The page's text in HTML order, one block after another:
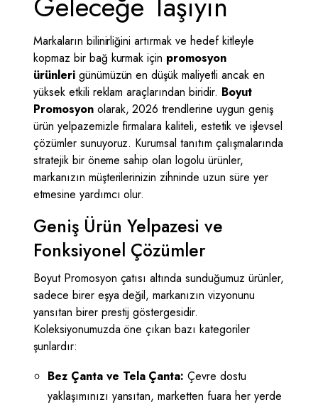
Markaların bilinirliğini artırmak ve hedef kitleyle
kopmaz bir bağ kurmak için promosyon
ürünlerigünümüzün en düşük maliyetli ancak en
yüksek etkili reklam araçlarından biridir. Boyut
Promosyonolarak, 2026 trendlerine uygun geniş
ürün yelpazemizle firmalara kaliteli, estetik ve işlevsel
çözümler sunuyoruz. Kurumsal tanıtım çalışmalarında
stratejik bir öneme sahip olan logolu ürünler,
markanızın müşterilerinizin zihninde uzun süre yer
etmesine yardımcı olur.
Geniş Ürün Yelpazesi ve
Fonksiyonel Çözümler
Boyut Promosyon çatısı altında sunduğumuz ürünler,
sadece birer eşya değil, markanızın vizyonunu
yansıtan birer prestij göstergesidir.
Koleksiyonumuzda öne çıkan bazı kategoriler
şunlardır:
Bez Çanta ve Tela Çanta: Çevre dostu
yaklaşımınızı yansıtan, marketten fuara her yerde